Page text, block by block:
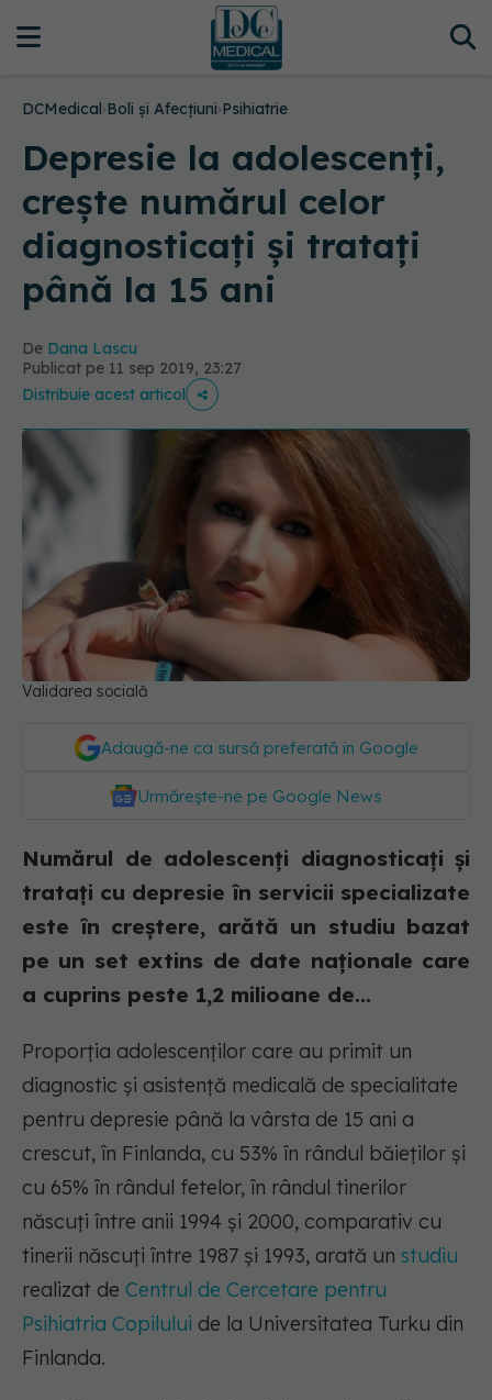
DCMedical›Boli și Afecțiuni›Psihiatrie
Depresie la adolescenți,
crește numărul celor
diagnosticați și tratați
până la 15 ani
De Dana Lascu
Publicat pe 11 sep 2019, 23:27
Distribuie acest articol
Validarea socială
Adaugă-ne ca sursă preferată în Google
Urmărește-ne pe Google News
Numărul de adolescenți diagnosticați și
tratați cu depresie în servicii specializate
este în creștere, arătă un studiu bazat
pe un set extins de date naționale care
a cuprins peste 1,2 milioane de...
Proporția adolescenților care au primit un
diagnostic și asistență medicală de specialitate
pentru depresie până la vârsta de 15 ani a
crescut, în Finlanda, cu 53% în rândul băieților și
cu 65% în rândul fetelor, în rândul tinerilor
născuți între anii 1994 și 2000, comparativ cu
tinerii născuți între 1987 și 1993, arată un studiu
realizat de Centrul de Cercetare pentru
Psihiatria Copilului de la Universitatea Turku din
Finlanda.